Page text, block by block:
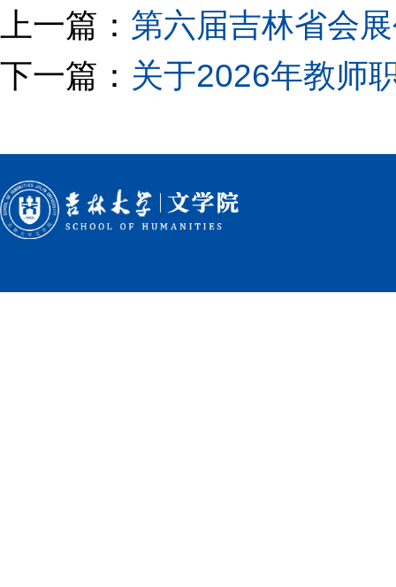
上一篇： 第六届吉林省会
下一篇： 关于2026年教师